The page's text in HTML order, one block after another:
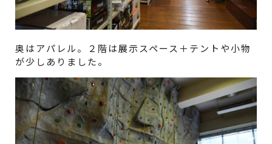
奥はアパレル。２階は展示スペース＋テントや小物
が少しありました。